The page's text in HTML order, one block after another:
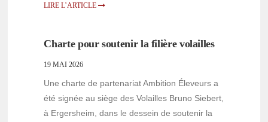
LIRE L’ARTICLE
Charte pour soutenir la filière volailles
19 MAI 2026
Une charte de partenariat Ambition Éleveurs a
été signée au siège des Volailles Bruno Siebert,
à Ergersheim, dans le dessein de soutenir la